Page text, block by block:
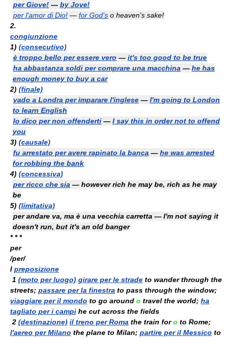
per Giove! — by Jove!
per l'amor di Dio! — for God's o heaven's sake!
2.
congiunzione
1) (consecutivo)
è troppo bello per essere vero — it's too good to be true
ha abbastanza soldi per comprare una macchina — he has
enough money to buy a car
2) (finale)
vado a Londra per imparare l'inglese — I'm going to London
to learn English
lo dico per non offenderti — I say this in order not to offend
you
3) (causale)
fu arrestato per avere rapinato la banca — he was arrested
for robbing the bank
4) (concessiva)
per ricco che sia — however rich he may be, rich as he may
be
5) (limitativa)
per andare va, ma è una vecchia carretta — I'm not saying it
doesn't run, but it's an old banger
* * *
per
/per/
I preposizione
1 (moto per luogo) girare per le strade to wander through the
streets; passare per la finestra to pass through the window;
viaggiare per il mondo to go around o travel the world; ha
tagliato per i campi he cut across the fields
2 (destinazione) il treno per Roma the train foro to Rome;
l'aereo per Milano the plane to Milan; partire per il Messico to